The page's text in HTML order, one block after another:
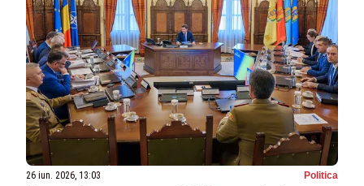
26 iun. 2026, 13:03 Politica